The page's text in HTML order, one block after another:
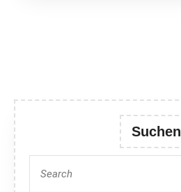
Suchen
for: